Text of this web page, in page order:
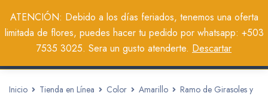
ATENCIÓN: Debido a los días feriados, tenemos una oferta
limitada de flores, puedes hacer tu pedido por whatsapp: +503
7535 3025. Sera un gusto atenderte. Descartar
Inicio Tienda en Línea Color Amarillo
Ramo de Girasoles y